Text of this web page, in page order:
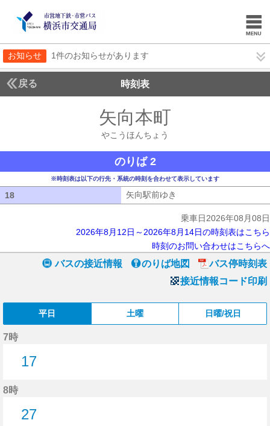
お知らせ 1件のお知らせがあります
戻る 時刻表
矢向本町
やこうほんちょう
のりば 2
※時刻表は以下の行先・系統の時刻を合わせて表示しています
18 矢向駅前ゆき
乗車日2026年08月08日
2026年8月12日～2026年8月14日の時刻表はこちら
時刻のお問い合わせはこちらへ
バスの接近情報 のりば地図
バス停時刻表
接近情報コード印刷
平日 土曜 日曜/祝日
7時
17
8時
27